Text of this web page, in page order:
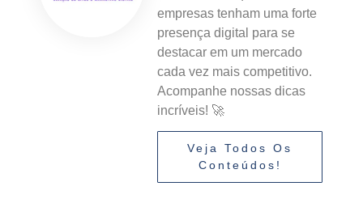
empresas tenham uma forte
presença digital para se
destacar em um mercado
cada vez mais competitivo.
Acompanhe nossas dicas
incríveis! 🚀
Veja Todos Os
Conteúdos!